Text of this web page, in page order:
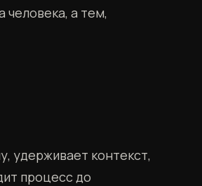
человека, а тем,
удерживает контекст,
процесс до